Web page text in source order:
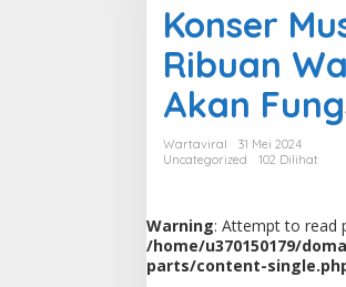
Konser
Ribuan
Akan
Wartaviral
31 Mei 2024
Uncategorized
102 Dilihat
Warning: Attempt to read
/home/u370150179/
parts/content-